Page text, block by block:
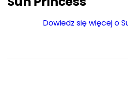
Dowiedz się więcej o